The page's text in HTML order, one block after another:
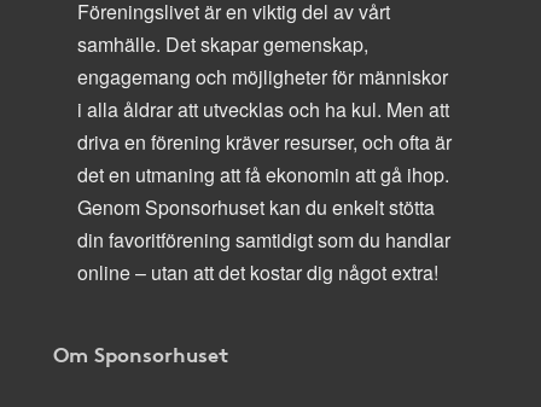
Föreningslivet är en viktig del av vårt
samhälle. Det skapar gemenskap,
engagemang och möjligheter för människor
i alla åldrar att utvecklas och ha kul. Men att
driva en förening kräver resurser, och ofta är
det en utmaning att få ekonomin att gå ihop.
Genom Sponsorhuset kan du enkelt stötta
din favoritförening samtidigt som du handlar
online – utan att det kostar dig något extra!
Om Sponsorhuset